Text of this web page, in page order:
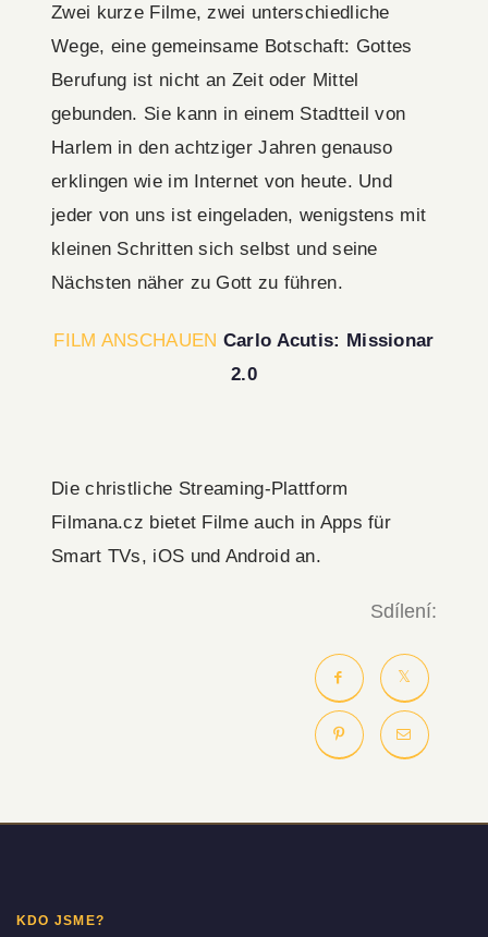
Zwei kurze Filme, zwei unterschiedliche
Wege, eine gemeinsame Botschaft: Gottes
Berufung ist nicht an Zeit oder Mittel
gebunden. Sie kann in einem Stadtteil von
Harlem in den achtziger Jahren genauso
erklingen wie im Internet von heute. Und
jeder von uns ist eingeladen, wenigstens mit
kleinen Schritten sich selbst und seine
Nächsten näher zu Gott zu führen.
FILM ANSCHAUEN Carlo Acutis: Missionar
2.0
Die christliche Streaming-Plattform
Filmana.cz bietet Filme auch in Apps für
Smart TVs, iOS und Android an.
Sdílení:
KDO JSME?